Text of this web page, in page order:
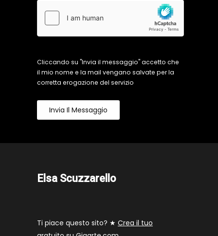
Cliccando su "Invia il messaggio" accetto che
il mio nome e la mail vengano salvate per la
corretta erogazione del servizio
Invia Il Messaggio
Elsa Scuzzarello
Ti piace questo sito? ★ Crea il tuo